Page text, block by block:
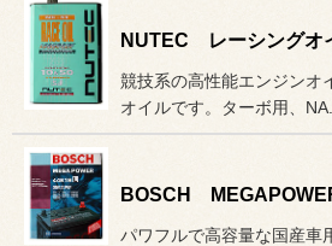
NUTEC レーシングオ
競技系の高性能エンジンオ
オイルです。ターボ用、NA...
BOSCH
パワフルで高容量な国産車